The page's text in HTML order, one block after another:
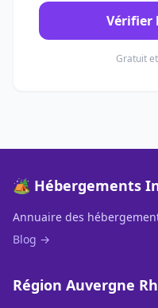
Vérifier
Gratuit
🏕️ Hébergements
Annuaire des
Blog →
Région Auvergne